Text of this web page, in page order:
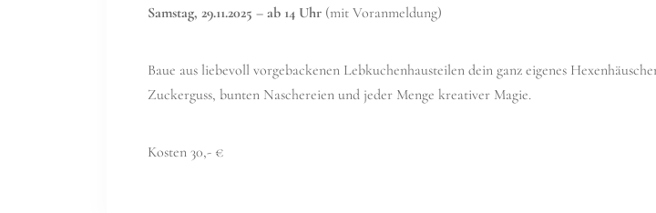
Samstag, 29.11.2025 – ab 14 Uhr (mit Voranmeldung)
Baue aus liebevoll vorgebackenen Lebkuchenhausteilen dein ganz eigenes
Zuckerguss, bunten Naschereien und jeder Menge kreativer Magie.
Kosten 30,- €